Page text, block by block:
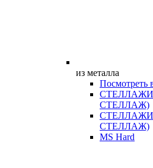
из металла
Посмотреть
СТЕЛЛАЖИ
СТЕЛЛАЖ)
СТЕЛЛАЖИ
СТЕЛЛАЖ)
MS Hard